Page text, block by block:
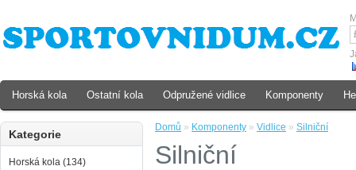
Domů » Komponenty » Vidlice » Silniční
Silniční
Kategorie
Horská kola (134)
Horská kola Ostatní kola Odpružené vidlice Komponenty